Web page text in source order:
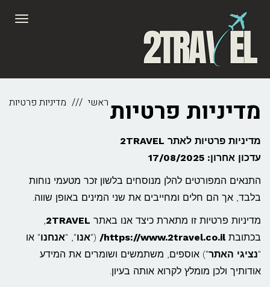
ראשי מדיניות פרטיות מדיניות פרטיות
מדיניות פרטיות לאתר 2TRAVEL
עדכון אחרון: 17/08/2025
התנאים המפורטים להלן מנוסחים בלשון זכר מטעמי נוחות
בלבד, אך הם חלים ומחייבים את שני המינים באופן שווה.
מדיניות פרטיות זו מתארת כיצד אנו באתר 2TRAVEL
,
בכתובתhttps://www.2travel.co.il/
("אנו", "אנחנו" או
"נציגי האתר") אוספים, משתמשים ושומרים את המידע
אודותיך ולכן מומלץ לקרוא אותה בעיון.